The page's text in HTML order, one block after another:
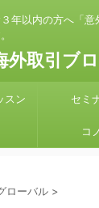
年以内の方へ「
外取引ブ
スン セミ
コ
ローバル >